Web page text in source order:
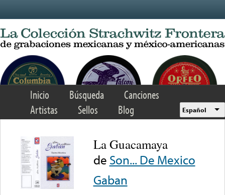
Inicio Búsqueda
Canciones
Artistas
Sellos Blog Español
La Guacamaya
de Son... De Mexico
Gaban